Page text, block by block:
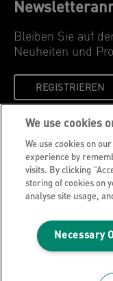
Bleiben Sie auf
Neuheiten und
REGISTRIEREN
Cookies
Legal Notice
Impressum
Meine Daten
Über Leitz
We use cookies
We use cookies on
experience by
visits. By clicking
storing of cookies on
analyse site usage,
Necessary